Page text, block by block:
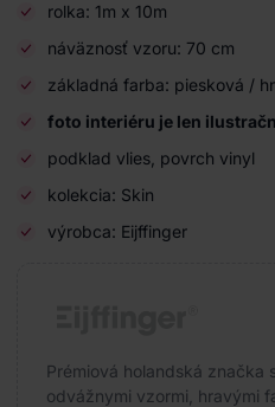
rolka: 1m x 10m
náväznosť vzoru: 70 cm
základná farba: piesková /
foto interiéru je len
podklad vlies, povrch vinyl
kolekcia: Skin
výrobca: Eijffinger
Prémiová holandská značka
odvážnymi vzormi, hravými